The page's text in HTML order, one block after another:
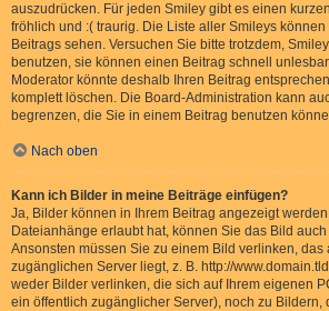
auszudrücken. Für jeden Smiley gibt es einen
fröhlich und :( traurig. Die Liste aller Smileys
Beitrags sehen. Versuchen Sie bitte trotzdem,
benutzen, sie können einen Beitrag schnell
Moderator könnte deshalb Ihren Beitrag
komplett löschen. Die Board-Administration kann
begrenzen, die Sie in einem Beitrag benutzen
Nach oben
Kann ich Bilder in meine Beiträge einfügen?
Ja, Bilder können in Ihrem Beitrag angezeigt
Dateianhänge erlaubt hat, können Sie das Bild
Ansonsten müssen Sie zu einem Bild verlinken, das
zugänglichen Server liegt, z. B. http://
weder Bilder verlinken, die sich auf Ihrem eigenen
ein öffentlich zugänglicher Server), noch zu Bildern,